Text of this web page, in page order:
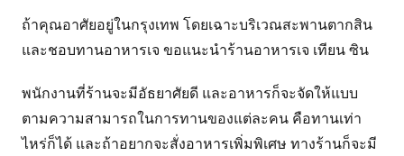
ถ้าคุณอาศัยอยู่ในกรุงเทพ โดยเฉาะบริเวณสะพานตากสิน
และชอบทานอาหารเจ ขอแนะนำร้านอาหารเจ เทียน ซิน
พนักงานที่ร้านจะมีอัธยาศัยดี และอาหารก็จะจัดให้แบบ
ตามความสามารถในการทานของแต่ละคน คือทานเท่า
ไหร่ก็ได้ และถ้าอยากจะสั่งอาหารเพิ่มพิเศษ ทางร้านก็จะมี